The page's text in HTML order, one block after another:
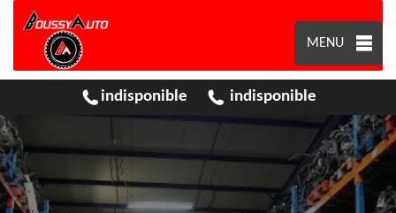
MENU
indisponible indisponible